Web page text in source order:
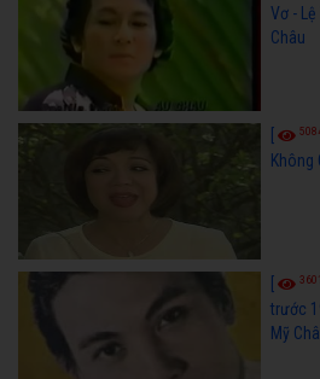
Vơ -
Châu
Không
trước
Mỹ